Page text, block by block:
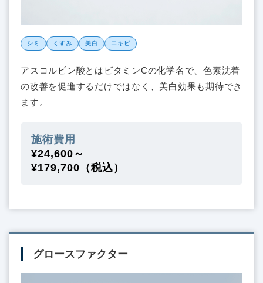
シミ くすみ 美白 ニキビ
アスコルビン酸とはビタミンCの化学名で、色素沈着
の改善を促進するだけではなく、美白効果も期待でき
ます。
施術費用
¥24,600～
¥179,700（税込）
グロースファクター